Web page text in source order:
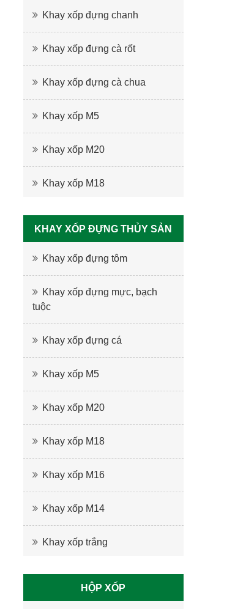
Khay xốp đựng chanh
Khay xốp đựng cà rốt
Khay xốp đựng cà chua
Khay xốp M5
Khay xốp M20
Khay xốp M18
KHAY XỐP ĐỰNG THỦY SẢN
Khay xốp đựng tôm
Khay xốp đựng mực, bạch
tuộc
Khay xốp đựng cá
Khay xốp M5
Khay xốp M20
Khay xốp M18
Khay xốp M16
Khay xốp M14
Khay xốp trắng
HỘP XỐP